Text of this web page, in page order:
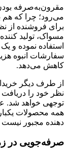
مقرون‌به‌صرفه
می‌رود؛ چرا که هم
برای فروشنده از
مسواک، تولید
استفاده نموده و
سفارشات انبوه
کاهش می‌دهد.
از طرف دیگر
نظر خود را
توجهی خواهد شد.
همه محصولات
دهنده مجبور نیست
صرفه‌جویی در